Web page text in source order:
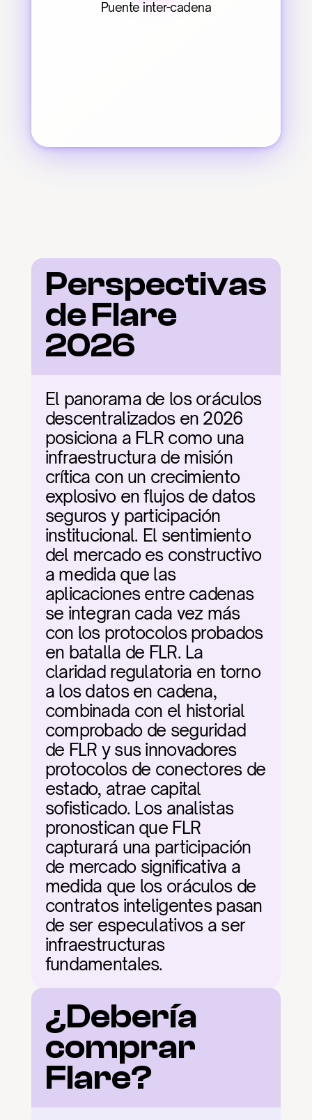
Puente inter-cadena
Perspectivas
de Flare
2026
El panorama de los oráculos
descentralizados en 2026
posiciona a FLR como una
infraestructura de misión
crítica con un crecimiento
explosivo en flujos de datos
seguros y participación
institucional. El sentimiento
del mercado es constructivo
a medida que las
aplicaciones entre cadenas
se integran cada vez más
con los protocolos probados
en batalla de FLR. La
claridad regulatoria en torno
a los datos en cadena,
combinada con el historial
comprobado de seguridad
de FLR y sus innovadores
protocolos de conectores de
estado, atrae capital
sofisticado. Los analistas
pronostican que FLR
capturará una participación
de mercado significativa a
medida que los oráculos de
contratos inteligentes pasan
de ser especulativos a ser
infraestructuras
fundamentales.
¿Debería
comprar
Flare?